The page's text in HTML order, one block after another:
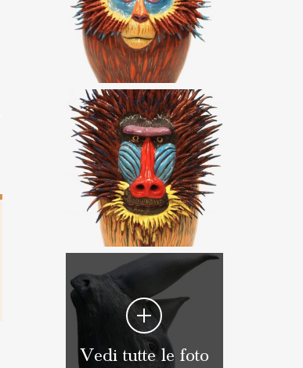
Vedi tutte le foto